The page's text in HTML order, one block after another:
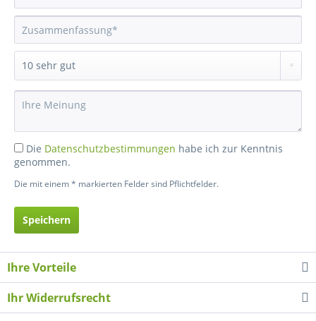
Die Datenschutzbestimmungen habe ich zur Kenntnis
genommen.
Die mit einem * markierten Felder sind Pflichtfelder.
Speichern
Ihre Vorteile
Ihr Widerrufsrecht